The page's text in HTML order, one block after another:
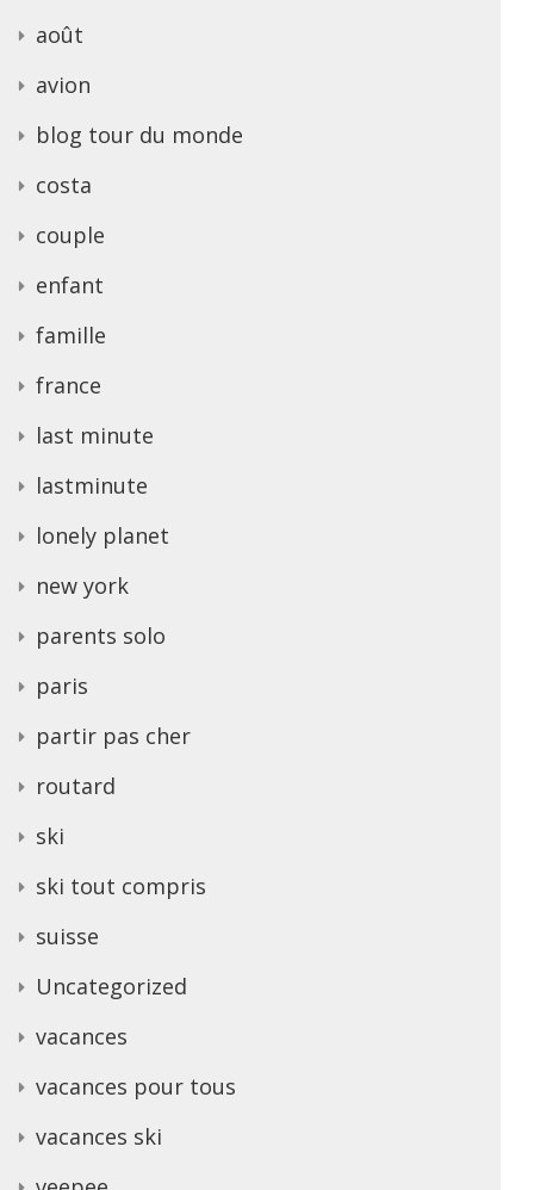
août
avion
blog tour du monde
costa
couple
enfant
famille
france
last minute
lastminute
lonely planet
new york
parents solo
paris
partir pas cher
routard
ski
ski tout compris
suisse
Uncategorized
vacances
vacances pour tous
vacances ski